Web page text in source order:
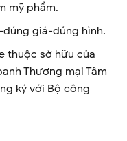
mỹ phẩm.
giá-đúng hình.
thuộc sở hữu của
Thương mại Tâm
ký với Bộ công